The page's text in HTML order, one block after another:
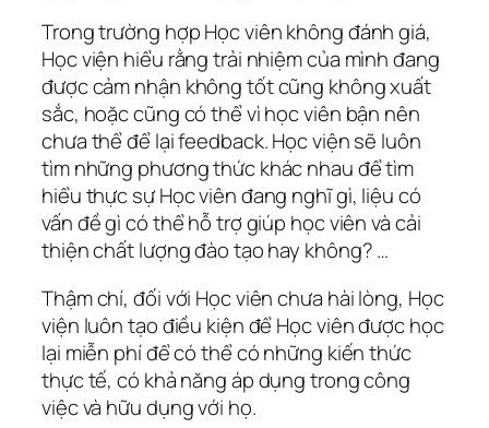
Trong trường hợp Học viên không đánh giá,
Học viện hiểu rằng trải nhiệm của mình đang
được cảm nhận không tốt cũng không xuất
sắc, hoặc cũng có thể vì học viên bận nên
chưa thể để lại feedback. Học viện sẽ luôn
tìm những phương thức khác nhau để tìm
hiểu thực sự Học viên đang nghĩ gì, liệu có
vấn đề gì có thể hỗ trợ giúp học viên và cải
thiện chất lượng đào tạo hay không? …
Thậm chí, đối với Học viên chưa hài lòng, Học
viện luôn tạo điều kiện để Học viên được học
lại miễn phí để có thể có những kiến thức
thực tế, có khả năng áp dụng trong công
việc và hữu dụng với họ.